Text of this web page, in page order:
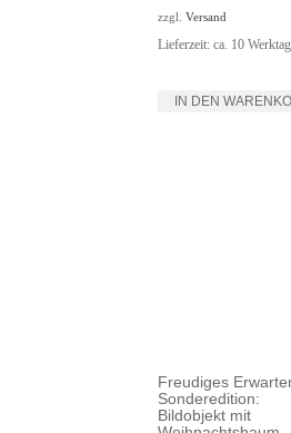
zzgl. Versand
Lieferzeit: ca. 10
IN DEN
Freudiges
Sonderedition:
Bildobjekt mit